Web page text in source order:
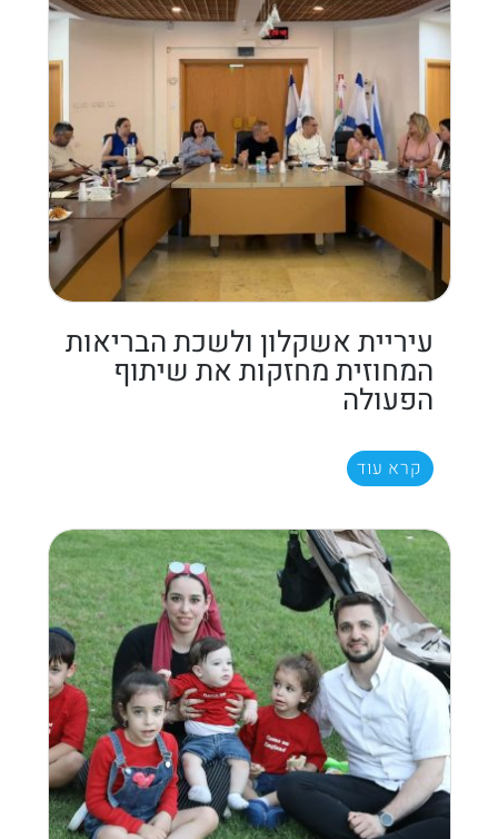
עיריית אשקלון ולשכת הבריאות
המחוזית מחזקות את שיתוף
הפעולה
קרא עוד